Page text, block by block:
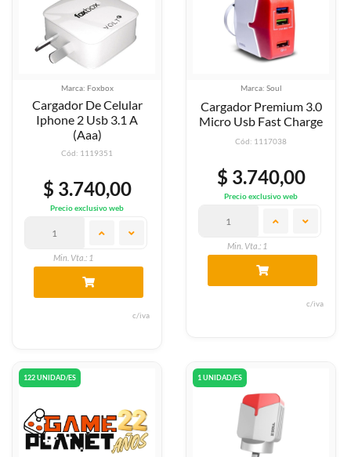
Marca: Foxbox
Cargador De Celular
Iphone 2 Usb 3.1 A
(Aaa)
Cód: 1119351
$ 3.740,00
Precio exclusivo web
Min. Vta.: 1
c/iva
Marca: Soul
Cargador Premium 3.0
Micro Usb Fast Charge
Cód: 1117038
$ 3.740,00
Precio exclusivo web
Min. Vta.: 1
c/iva
122 UNIDAD/ES 1 UNIDAD/ES